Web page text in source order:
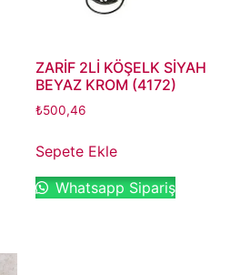
ZARİF 2Lİ KÖŞELK SİYAH
BEYAZ KROM (4172)
₺500,46
Sepete Ekle
Whatsapp Sipariş